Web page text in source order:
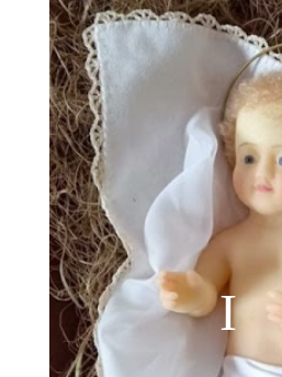
Andrea vom